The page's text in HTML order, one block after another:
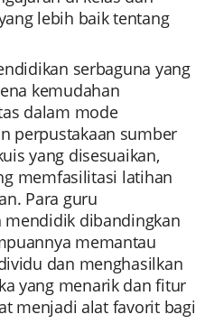
lebih baik tentang
serbaguna yang
kemudahan
dalam mode
perpustakaan sumber
yang disesuaikan,
memfasilitasi latihan
Para guru
mendidik dibandingkan
memantau
dan menghasilkan
yang menarik dan fitur
menjadi alat favorit bagi